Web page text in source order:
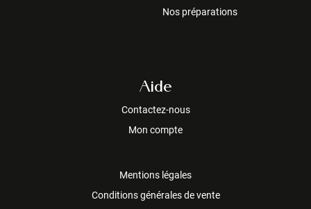
Nos préparations
Aide
Contactez-nous
Mon compte
Mentions légales
Conditions générales de vente